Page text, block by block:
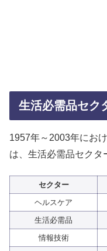
生活必需品セク
1957年～2003年にお
は、生活必需品セクタ
セクター
ヘルスケア
生活必需品
情報技術